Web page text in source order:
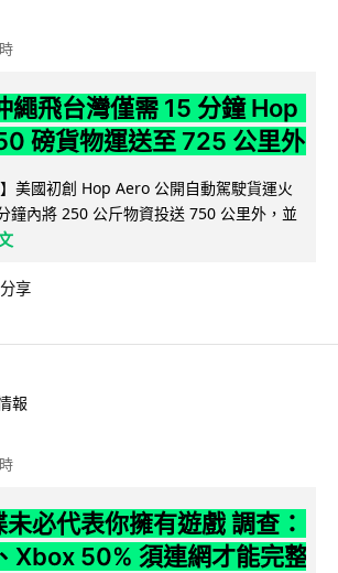
繩飛台灣僅需 15 分鐘 Hop
磅貨物運送至 725 公里外
】美國初創 Hop Aero 公開自動駕駛貨運火
鐘內將 250 公斤物資投送 750 公里外，並
分享
報
必代表你擁有遊戲 調查：
Xbox 50% 須連網才能完整